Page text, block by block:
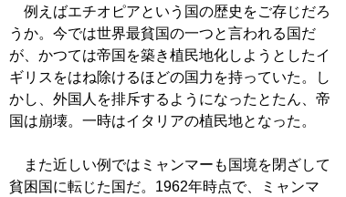
例えばエチオピアという国の歴史をご存じだろ
うか。今では世界最貧国の一つと言われる国だ
が、かつては帝国を築き植民地化しようとしたイ
ギリスをはね除けるほどの国力を持っていた。し
かし、外国人を排斥するようになったとたん、帝
国は崩壊。一時はイタリアの植民地となった。
また近しい例ではミャンマーも国境を閉ざして
貧困国に転じた国だ。1962年時点で、ミャンマ